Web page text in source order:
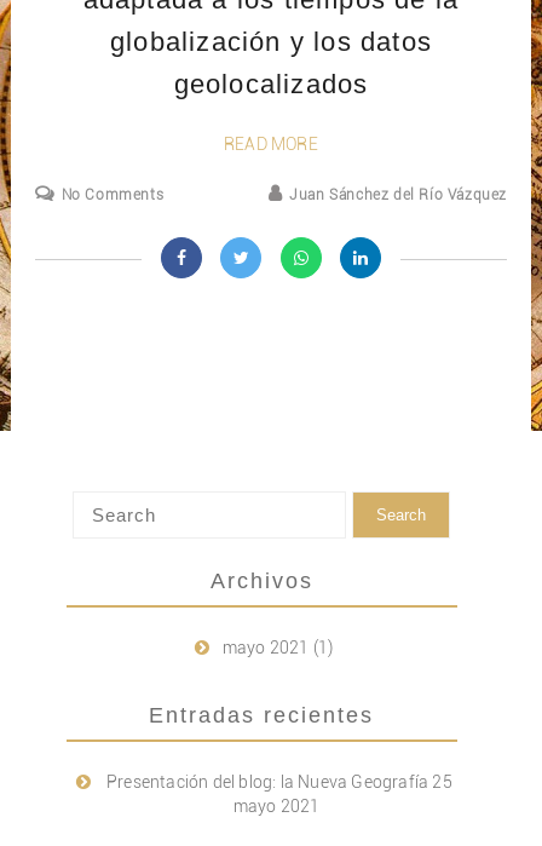
globalización y los datos
geolocalizados
READ MORE
No Comments Juan Sánchez del Río Vázquez
Archivos
mayo 2021 (1)
Entradas recientes
Presentación del blog: la Nueva Geografía 25
mayo 2021